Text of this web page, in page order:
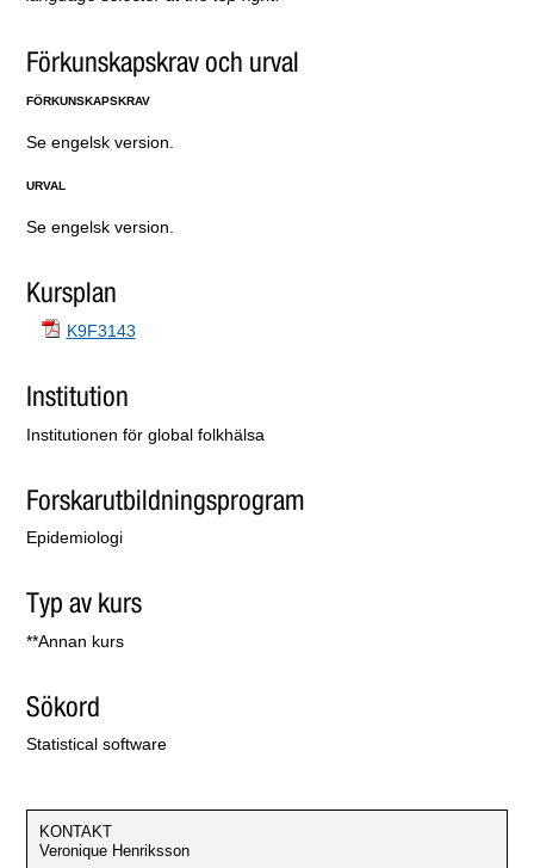
Förkunskapskrav och urval
FÖRKUNSKAPSKRAV
Se engelsk version.
URVAL
Se engelsk version.
Kursplan
K9F3143
Institution
Institutionen för global folkhälsa
Forskarutbildningsprogram
Epidemiologi
Typ av kurs
**Annan kurs
Sökord
Statistical software
KONTAKT
Veronique Henriksson